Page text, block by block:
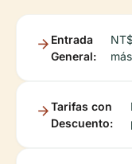
Entrada
General:
Tarifas con
Descuento: